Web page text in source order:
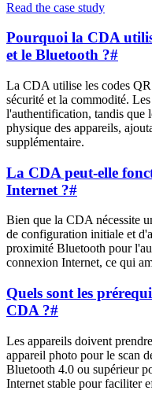
Read the case study
Pourquoi la CDA
et le Bluetooth ?#
La CDA utilise les codes
sécurité et la commodité.
l'authentification, tandis que
physique des appareils,
supplémentaire.
La CDA peut-elle
Internet ?#
Bien que la CDA nécessite
de configuration initiale et
proximité Bluetooth pour
connexion Internet, ce qui
Quels sont les
CDA ?#
Les appareils doivent
appareil photo pour le scan
Bluetooth 4.0 ou supérieur
Internet stable pour faciliter